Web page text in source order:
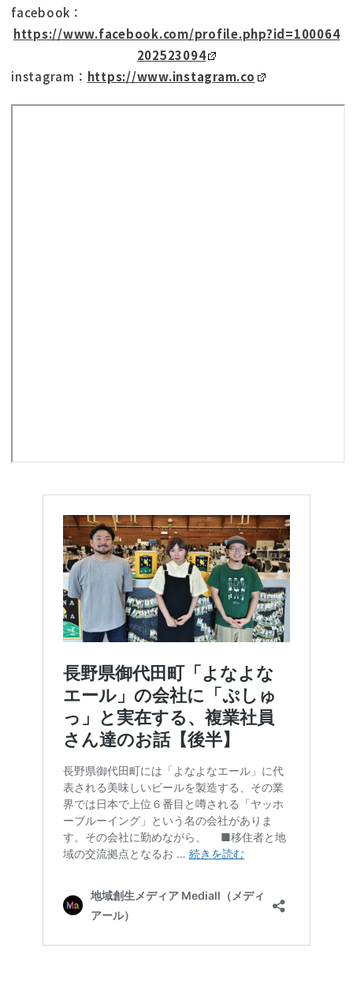
facebook：
https://www.facebook.com/profile.php?id=100064
202523094
instagram： https://www.instagram.co